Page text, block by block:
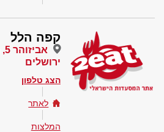
קפה הלל
ירושלים
הצג טלפון
לאתר
המלצות